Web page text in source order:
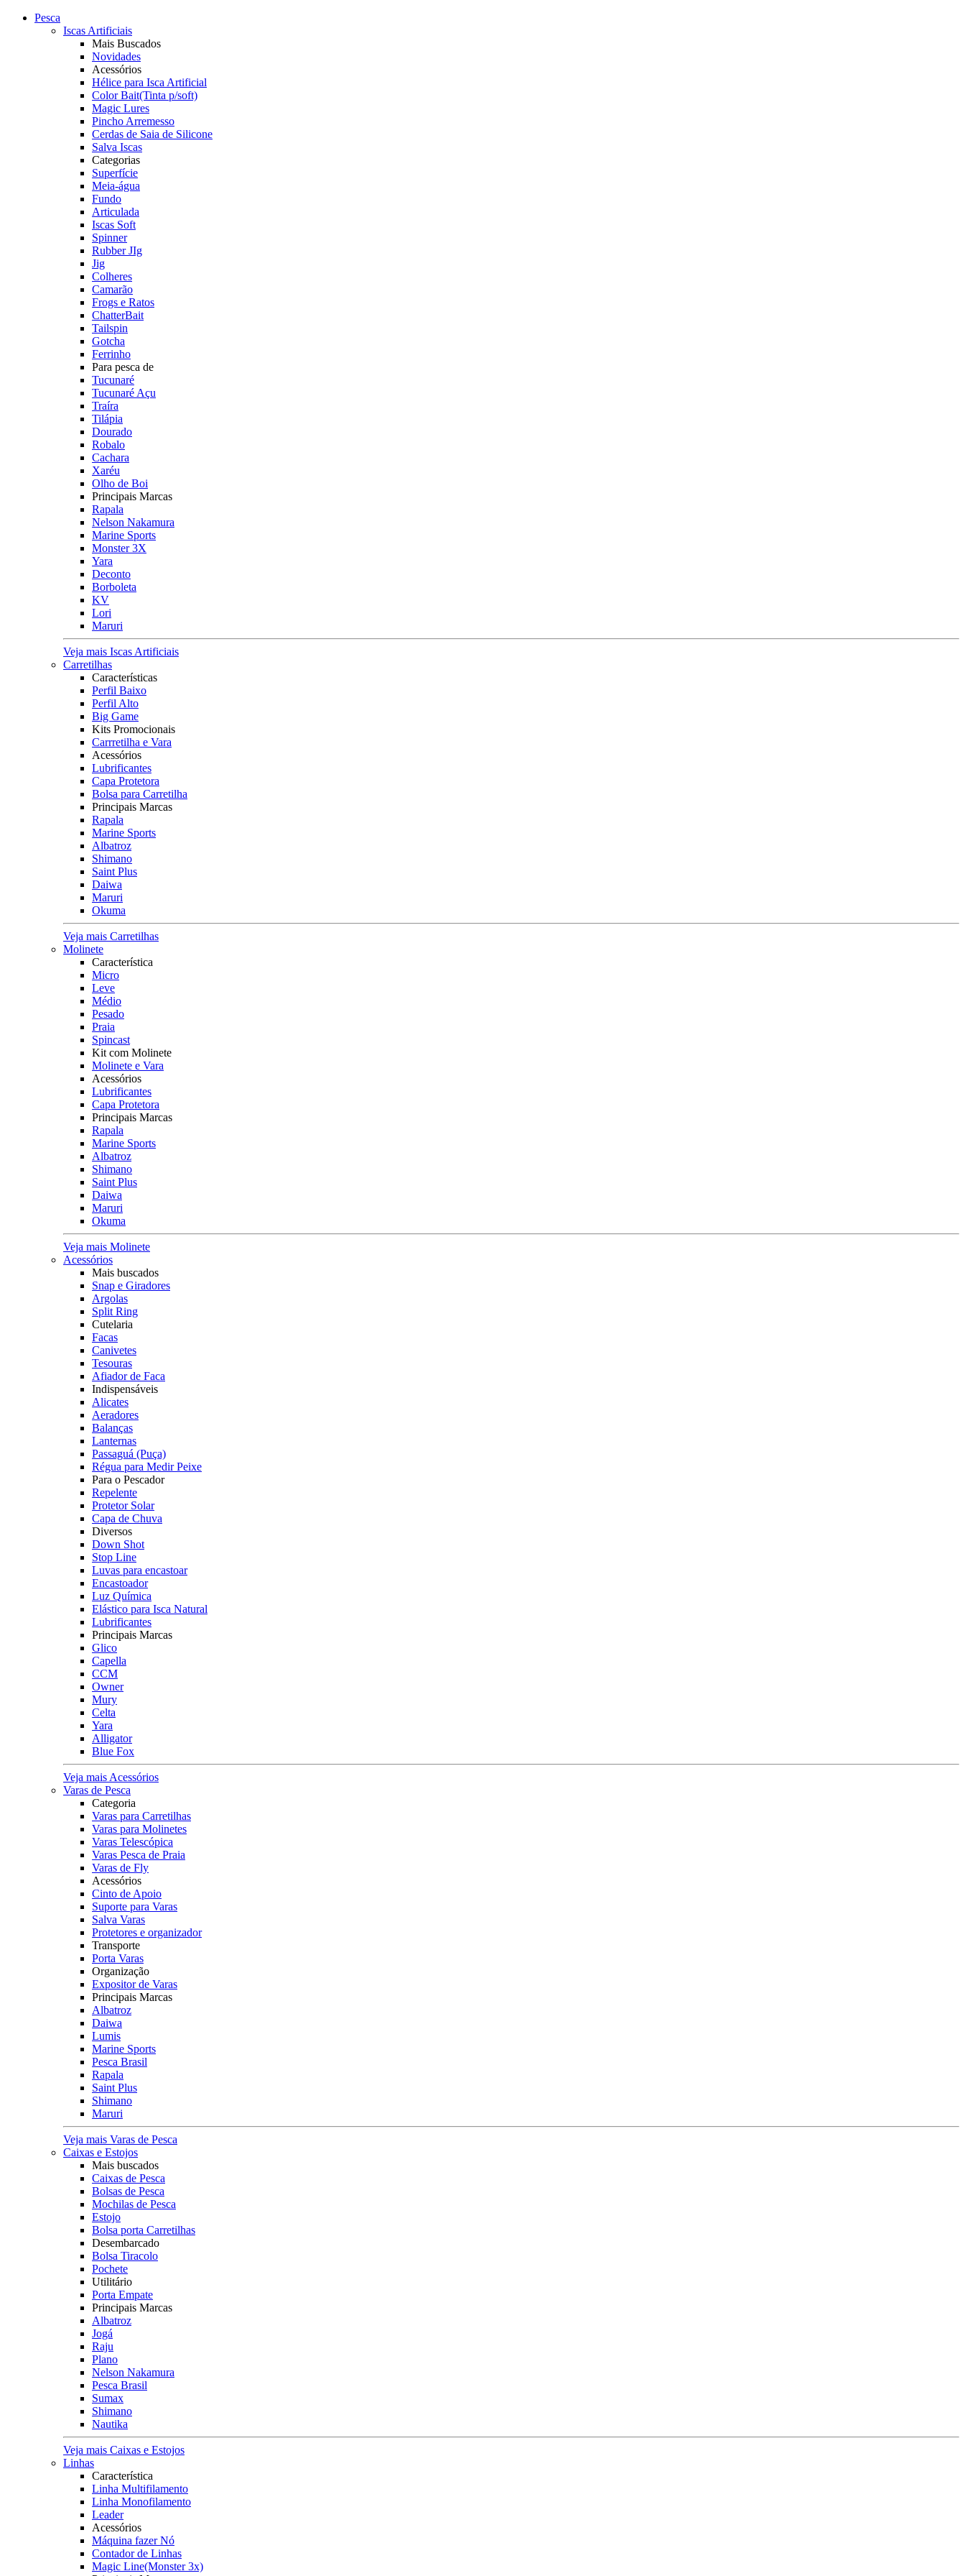
Pesca
Iscas Artificiais
Mais Buscados
Novidades
Acessórios
Hélice para Isca Artificial
Color Bait(Tinta p/soft)
Magic Lures
Pincho Arremesso
Cerdas de Saia de Silicone
Salva Iscas
Categorias
Superfície
Meia-água
Fundo
Articulada
Iscas Soft
Spinner
Rubber JIg
Jig
Colheres
Camarão
Frogs e Ratos
ChatterBait
Tailspin
Gotcha
Ferrinho
Para pesca de
Tucunaré
Tucunaré Açu
Traíra
Tilápia
Dourado
Robalo
Cachara
Xaréu
Olho de Boi
Principais Marcas
Rapala
Nelson Nakamura
Marine Sports
Monster 3X
Yara
Deconto
Borboleta
KV
Lori
Maruri
Veja mais Iscas Artificiais
Carretilhas
Características
Perfil Baixo
Perfil Alto
Big Game
Kits Promocionais
Carrretilha e Vara
Acessórios
Lubrificantes
Capa Protetora
Bolsa para Carretilha
Principais Marcas
Rapala
Marine Sports
Albatroz
Shimano
Saint Plus
Daiwa
Maruri
Okuma
Veja mais Carretilhas
Molinete
Característica
Micro
Leve
Médio
Pesado
Praia
Spincast
Kit com Molinete
Molinete e Vara
Acessórios
Lubrificantes
Capa Protetora
Principais Marcas
Rapala
Marine Sports
Albatroz
Shimano
Saint Plus
Daiwa
Maruri
Okuma
Veja mais Molinete
Acessórios
Mais buscados
Snap e Giradores
Argolas
Split Ring
Cutelaria
Facas
Canivetes
Tesouras
Afiador de Faca
Indispensáveis
Alicates
Aeradores
Balanças
Lanternas
Passaguá (Puça)
Régua para Medir Peixe
Para o Pescador
Repelente
Protetor Solar
Capa de Chuva
Diversos
Down Shot
Stop Line
Luvas para encastoar
Encastoador
Luz Química
Elástico para Isca Natural
Lubrificantes
Principais Marcas
Glico
Capella
CCM
Owner
Mury
Celta
Yara
Alligator
Blue Fox
Veja mais Acessórios
Varas de Pesca
Categoria
Varas para Carretilhas
Varas para Molinetes
Varas Telescópica
Varas Pesca de Praia
Varas de Fly
Acessórios
Cinto de Apoio
Suporte para Varas
Salva Varas
Protetores e organizador
Transporte
Porta Varas
Organização
Expositor de Varas
Principais Marcas
Albatroz
Daiwa
Lumis
Marine Sports
Pesca Brasil
Rapala
Saint Plus
Shimano
Maruri
Veja mais Varas de Pesca
Caixas e Estojos
Mais buscados
Caixas de Pesca
Bolsas de Pesca
Mochilas de Pesca
Estojo
Bolsa porta Carretilhas
Desembarcado
Bolsa Tiracolo
Pochete
Utilitário
Porta Empate
Principais Marcas
Albatroz
Jogá
Raju
Plano
Nelson Nakamura
Pesca Brasil
Sumax
Shimano
Nautika
Veja mais Caixas e Estojos
Linhas
Característica
Linha Multifilamento
Linha Monofilamento
Leader
Acessórios
Máquina fazer Nó
Contador de Linhas
Magic Line(Monster 3x)